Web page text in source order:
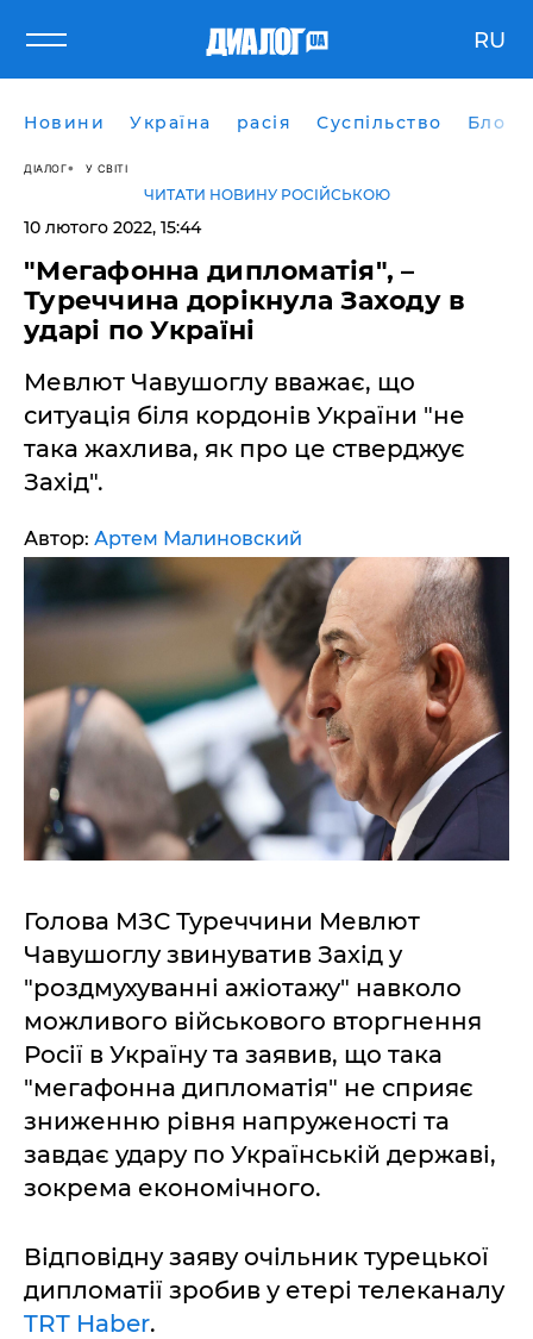
RU
Новини Україна расія Суспільство Блоги
ДІАЛОГ У СВІТІ
ЧИТАТИ НОВИНУ РОСІЙСЬКОЮ
10 лютого 2022, 15:44
"Мегафонна дипломатія", –
Туреччина дорікнула Заходу в
ударі по Україні
Мевлют Чавушоглу вважає, що
ситуація біля кордонів України "не
така жахлива, як про це стверджує
Захід".
Автор: Артем Малиновский
Голова МЗС Туреччини Мевлют
Чавушоглу звинуватив Захід у
"роздмухуванні ажіотажу" навколо
можливого військового вторгнення
Росії в Україну та заявив, що така
"мегафонна дипломатія" не сприяє
зниженню рівня напруженості та
завдає удару по Українській державі,
зокрема економічного.
Відповідну заяву очільник турецької
дипломатії зробив у етері телеканалу
TRT Haber.